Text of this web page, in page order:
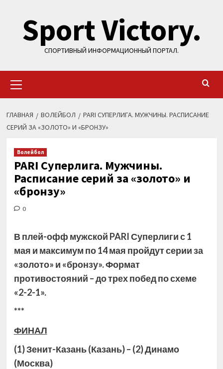
содержимому
Sport Victory.
СПОРТИВНЫЙ ИНФОРМАЦИОННЫЙ ПОРТАЛ.
меню
ГЛАВНАЯ ВОЛЕЙБОЛ
PARI СУПЕРЛИГА. МУЖЧИНЫ. РАСПИСАНИЕ
СЕРИЙ ЗА «ЗОЛОТО» И «БРОНЗУ»
Волейбол
PARI Суперлига. Мужчины.
Расписание серий за «золото» и
«бронзу»
0
В плей-офф мужской PARI Суперлиги с 1
мая и максимум по 14 мая пройдут серии за
«золото» и «бронзу». Формат
противостояний – до трех побед по схеме
«2-2-1».
***
ФИНАЛ
(1) Зенит-Казань (Казань) – (2) Динамо
(Москва)